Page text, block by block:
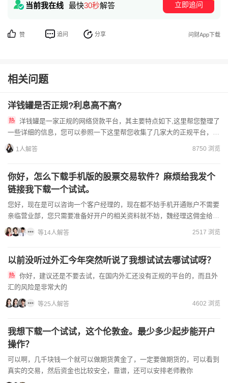
当前我在线 最快30秒解答 立即追问
赞 追问 分享 问财App下载
相关问题
洋钱罐是否正规?利息高不高?
一些详细的信息，您可以参照一下这里帮您收集了几家大的正规平台，可
以点击查询：正规贷款平台https://licai.cof...
1人解答 8750 浏览
你好，怎么下载手机版的股票交易软件？麻烦给我发个
链接我下载一个试试。
您好，现在是可以咨询一个客户经理的，现在都不妨手机开通账户不需要
亲临营业部，您只需要准备好开户的相关资料就不妨，魏经理这佣金给您
节省交易成本！是全市场极优势的！不怕对比！一步...
等14人解答 2517 浏览
以前没听过外汇今年突然听说了我想试试去哪试试呀？
汇的风险是非常大的
等25人解答 4602 浏览
我想下载一个试试，这个伦敦金。最少多少起步能开户
操作？
可以啊，几千块钱一个就可以做期货黄金了，一定要做期货的，可以看到
真实的交易，然后资金也比较安全，靠谱，还可以安排老师教你